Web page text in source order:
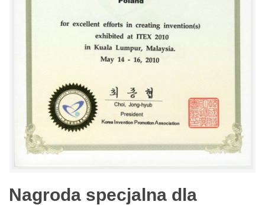
Nagroda specjalna dla